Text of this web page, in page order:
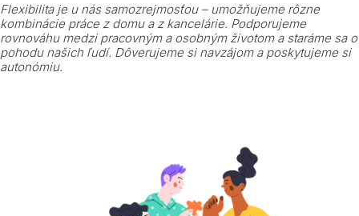
Flexibilita je u nás samozrejmosťou – umožňujeme rôzne
kombinácie práce z domu a z kancelárie. Podporujeme
rovnováhu medzi pracovným a osobným životom a staráme sa o
pohodu našich ľudí. Dôverujeme si navzájom a poskytujeme si
autonómiu.